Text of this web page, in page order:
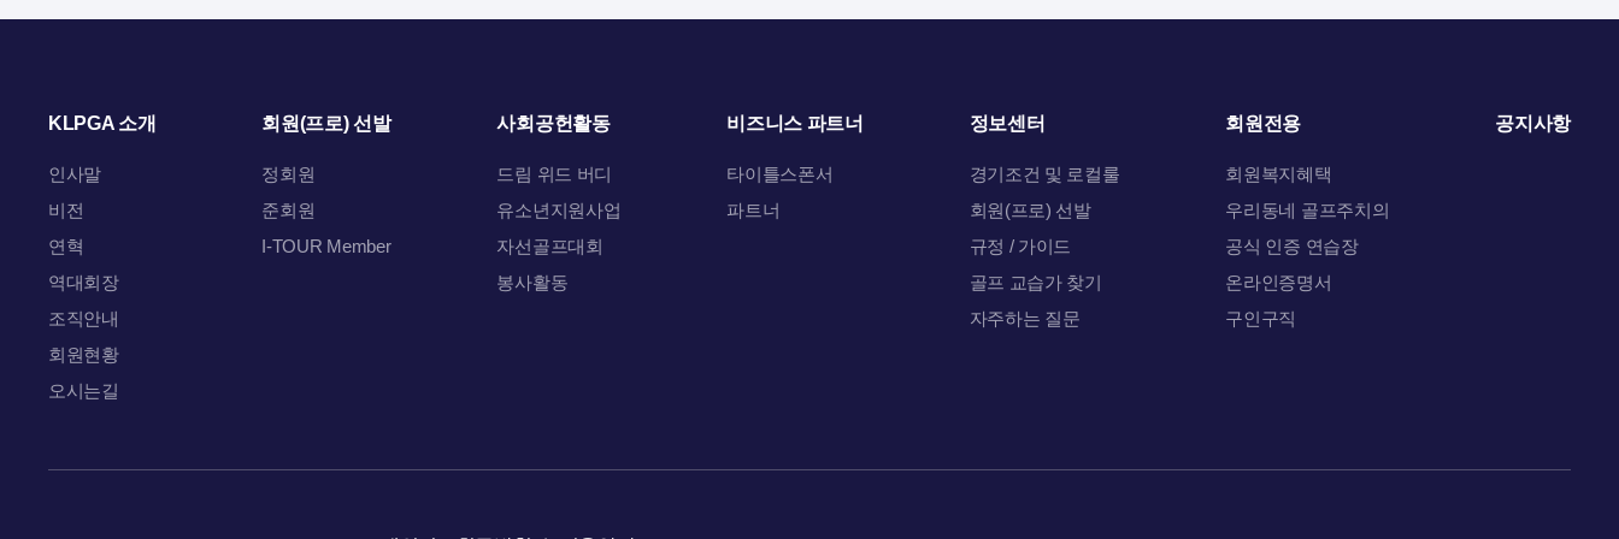
KLPGA 소개
인사말
비전
연혁
역대회장
조직안내
회원현황
오시는길
회원(프로) 선발
정회원
준회원
I-TOUR Member
사회공헌활동
드림 위드 버디
유소년지원사업
자선골프대회
봉사활동
비즈니스 파트너
타이틀스폰서
파트너
정보센터
경기조건 및 로컬룰
회원(프로) 선발
규정 / 가이드
골프 교습가 찾기
자주하는 질문
회원전용
회원복지혜택
우리동네 골프주치의
공식 인증 연습장
온라인증명서
구인구직
공지사항